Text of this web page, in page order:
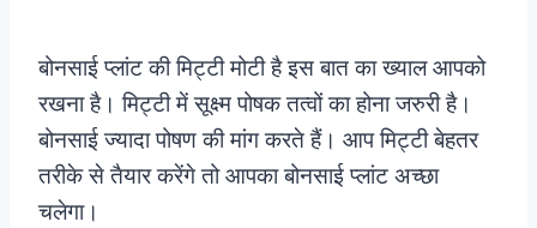
बोनसाई प्लांट की मिट्टी मोटी है इस बात का ख्याल आपको
रखना है। मिट्टी में सूक्ष्म पोषक तत्वों का होना जरुरी है।
बोनसाई ज्यादा पोषण की मांग करते हैं। आप मिट्टी बेहतर
तरीके से तैयार करेंगे तो आपका बोनसाई प्लांट अच्छा
चलेगा।